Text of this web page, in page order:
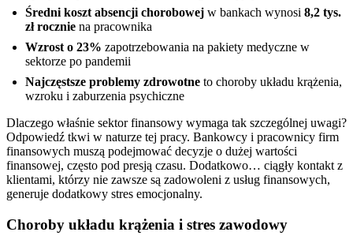
Średni koszt absencji chorobowej w bankach wynosi 8,2 tys.
zł rocznie na pracownika
Wzrost o 23% zapotrzebowania na pakiety medyczne w
sektorze po pandemii
Najczęstsze problemy zdrowotne to choroby układu krążenia,
wzroku i zaburzenia psychiczne
Dlaczego właśnie sektor finansowy wymaga tak szczególnej uwagi?
Odpowiedź tkwi w naturze tej pracy. Bankowcy i pracownicy firm
finansowych muszą podejmować decyzje o dużej wartości
finansowej, często pod presją czasu. Dodatkowo… ciągły kontakt z
klientami, którzy nie zawsze są zadowoleni z usług finansowych,
generuje dodatkowy stres emocjonalny.
Choroby układu krążenia i stres zawodowy